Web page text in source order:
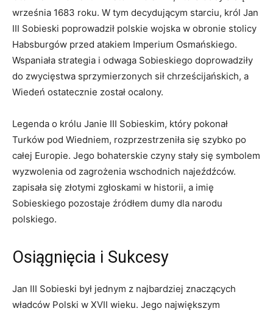
września 1683 roku. W⁢ tym decydującym ‍starciu, król‍ Jan
III Sobieski‍ poprowadził polskie wojska w ​obronie stolicy
Habsburgów‍ przed atakiem⁢ Imperium Osmańskiego.
Wspaniała ⁣strategia i⁢ odwaga Sobieskiego ⁤doprowadziły
do‌ zwycięstwa sprzymierzonych‌ sił chrześcijańskich, ‌a
Wiedeń ostatecznie został​ ocalony.
Legenda ‍o królu Janie III Sobieskim, który pokonał ​
Turków pod Wiedniem, rozprzestrzeniła się ⁣szybko ‍po
całej Europie. Jego bohaterskie czyny stały się​ symbolem
wyzwolenia od zagrożenia wschodnich ​najeźdźców.
zapisała się złotymi zgłoskami w historii, ⁢a imię
Sobieskiego⁣ pozostaje źródłem dumy dla narodu
polskiego.
Osiągnięcia⁣ i Sukcesy
Jan III Sobieski był jednym‌ z najbardziej znaczących
⁤władców Polski w XVII wieku. Jego największym